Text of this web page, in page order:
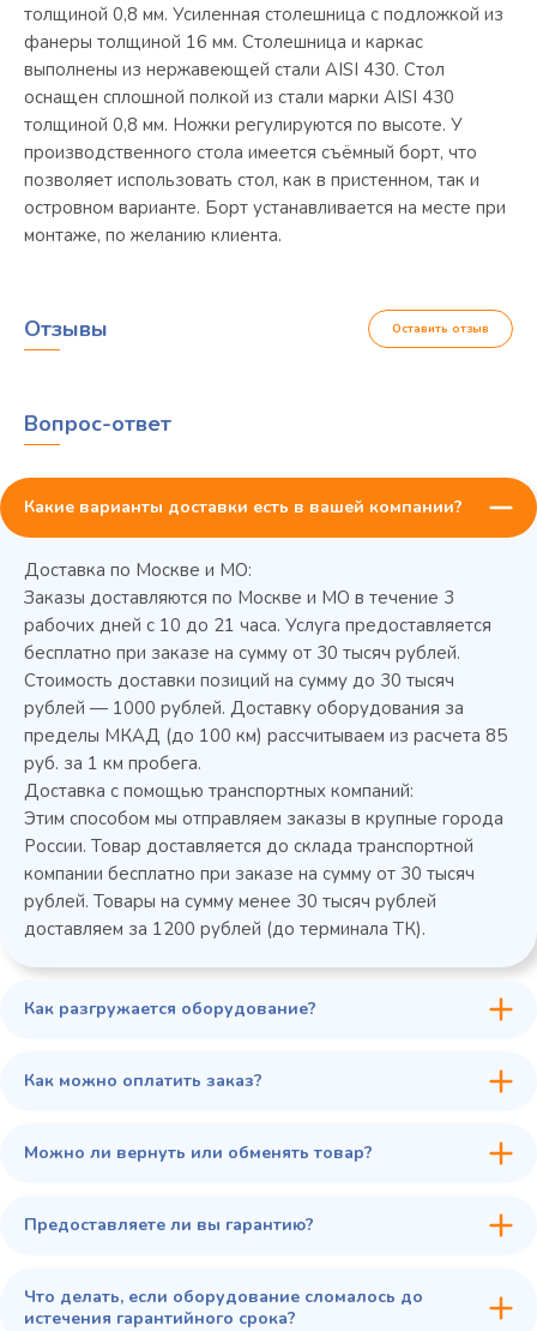
толщиной 0,8 мм. Усиленная столешница с подложкой из
фанеры толщиной 16 мм. Столешница и каркас
выполнены из нержавеющей стали AISI 430. Стол
оснащен сплошной полкой из стали марки AISI 430
толщиной 0,8 мм. Ножки регулируются по высоте. У
производственного стола имеется съёмный борт, что
позволяет использовать стол, как в пристенном, так и
островном варианте. Борт устанавливается на месте при
монтаже, по желанию клиента.
Колода разрубочная КР-5/5
45 900 ₽
Отзывы Оставить отзыв
Вопрос-ответ
Какие варианты доставки есть в вашей компании?
Доставка по Москве и МО:
Заказы доставляются по Москве и МО в течение 3
рабочих дней с 10 до 21 часа. Услуга предоставляется
бесплатно при заказе на сумму от 30 тысяч рублей.
Стоимость доставки позиций на сумму до 30 тысяч
рублей — 1000 рублей. Доставку оборудования за
пределы МКАД (до 100 км) рассчитываем из расчета 85
руб. за 1 км пробега.
Доставка с помощью транспортных компаний:
Этим способом мы отправляем заказы в крупные города
России. Товар доставляется до склада транспортной
компании бесплатно при заказе на сумму от 30 тысяч
рублей. Товары на сумму менее 30 тысяч рублей
доставляем за 1200 рублей (до терминала ТК).
Как разгружается оборудование?
Как можно оплатить заказ?
Можно ли вернуть или обменять товар?
Предоставляете ли вы гарантию?
Что делать, если оборудование сломалось до
истечения гарантийного срока?